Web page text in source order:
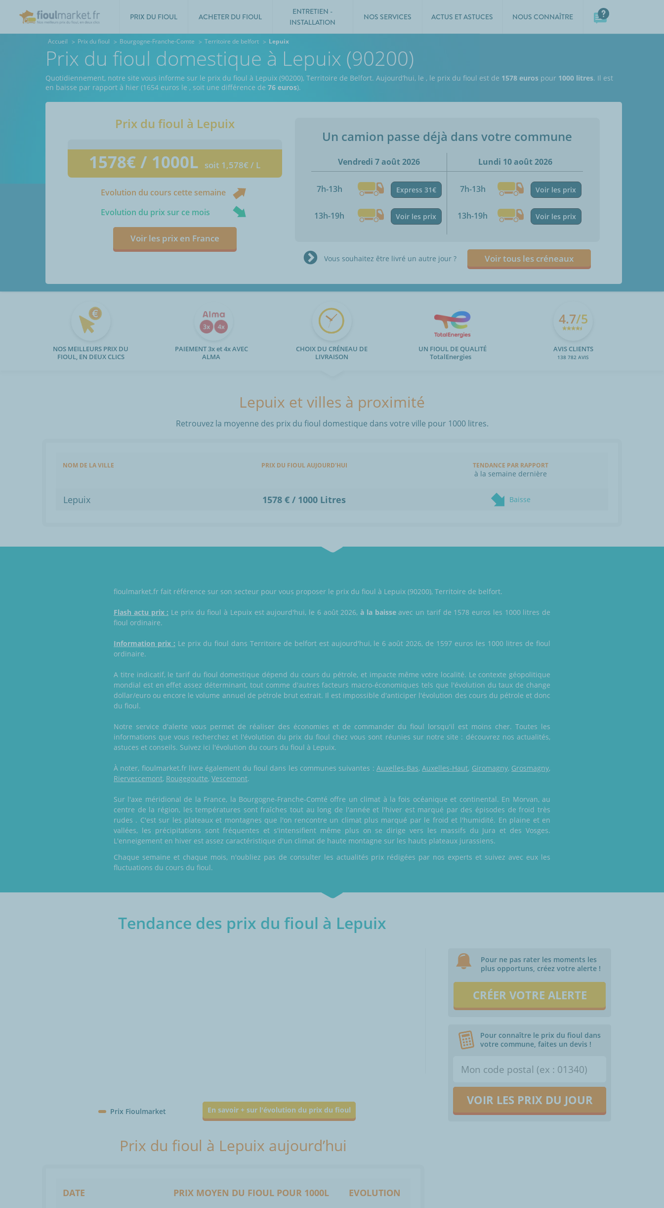
PRIX DU FIOUL ACHETER DU FIOUL
ENTRETIEN -
INSTALLATION
NOS SERVICES ACTUS ET ASTUCES NOUS CONNAÎTRE
Accueil Prix du fioul Bourgogne-Franche-Comte Territoire de belfort Lepuix
Prix du fioul domestique à Lepuix (90200)
Quotidiennement, notre site vous informe sur le prix du fioul à Lepuix (90200), Territoire de Belfort. Aujourd’hui, le , le prix du fioul est de 1578 euros pour 1000 litres. Il est
en baisse par rapport à hier (1654 euros le , soit une différence de 76 euros).
Prix du fioul à Lepuix
1578€ / 1000L soit 1,578€ / L
Evolution du cours cette semaine
Evolution du prix sur ce mois
Voir les prix en France
Un camion passe déjà dans votre commune
Vendredi 7 août 2026
7h-13h Express 31€
13h-19h Voir les prix
Lundi 10 août 2026
7h-13h Voir les prix
13h-19h Voir les prix
Vous souhaitez être livré un autre jour ? Voir tous les créneaux
NOS MEILLEURS PRIX DU
FIOUL, EN DEUX CLICS
PAIEMENT 3x et 4x AVEC
ALMA
CHOIX DU CRÉNEAU DE
LIVRAISON
UN FIOUL DE QUALITÉ
TotalEnergies
4.7/5
AVIS CLIENTS
138 782 AVIS
Lepuix et villes à proximité
Retrouvez la moyenne des prix du fioul domestique dans votre ville pour 1000 litres.
NOM DE LA VILLE PRIX DU FIOUL AUJOURD'HUI TENDANCE PAR RAPPORT
à la semaine dernière
Lepuix 1578 € / 1000 Litres Baisse
fioulmarket.fr fait référence sur son secteur pour vous proposer le prix du fioul à Lepuix (90200), Territoire de belfort.
Flash actu prix : Le prix du fioul à Lepuix est aujourd'hui, le 6 août 2026, à la baisseavec un tarif de 1578 euros les 1000 litres de
fioul ordinaire.
Information prix : Le prix du fioul dans Territoire de belfort est aujourd'hui, le 6 août 2026, de 1597 euros les 1000 litres de fioul
ordinaire.
A titre indicatif, le tarif du fioul domestique dépend du cours du pétrole, et impacte même votre localité. Le contexte géopolitique
mondial est en effet assez déterminant, tout comme d'autres facteurs macro-économiques tels que l'évolution du taux de change
dollar/euro ou encore le volume annuel de pétrole brut extrait. Il est impossible d'anticiper l'évolution des cours du pétrole et donc
du fioul.
Notre service d'alerte vous permet de réaliser des économies et de commander du fioul lorsqu'il est moins cher. Toutes les
informations que vous recherchez et l'évolution du prix du fioul chez vous sont réunies sur notre site : découvrez nos actualités,
astuces et conseils. Suivez ici l'évolution du cours du fioul à Lepuix.
À noter, fioulmarket.fr livre également du fioul dans les communes suivantes : Auxelles-Bas,Auxelles-Haut, Giromagny, Grosmagny,
Riervescemont, Rougegoutte, Vescemont.
Sur l'axe méridional de la France, la Bourgogne-Franche-Comté offre un climat à la fois océanique et continental. En Morvan, au
centre de la région, les températures sont fraîches tout au long de l'année et l'hiver est marqué par des épisodes de froid très
rudes . C'est sur les plateaux et montagnes que l'on rencontre un climat plus marqué par le froid et l'humidité. En plaine et en
vallées, les précipitations sont fréquentes et s'intensifient même plus on se dirige vers les massifs du Jura et des Vosges.
L'enneigement en hiver est assez caractéristique d'un climat de haute montagne sur les hauts plateaux jurassiens.
Chaque semaine et chaque mois, n'oubliez pas de consulter les actualités prix rédigées par nos experts et suivez avec eux les
fluctuations du cours du fioul.
Tendance des prix du fioul à Lepuix
Prix Fioulmarket En savoir + sur l'évolution du prix du fioul
Pour ne pas rater les moments les
plus opportuns, créez votre alerte !
CRÉER VOTRE ALERTE
Pour connaître le prix du fioul dans
votre commune, faites un devis !
VOIR LES PRIX DU JOUR
Prix du fioul à Lepuix aujourd’hui
DATE PRIX MOYEN DU FIOUL POUR 1000L
EVOLUTION